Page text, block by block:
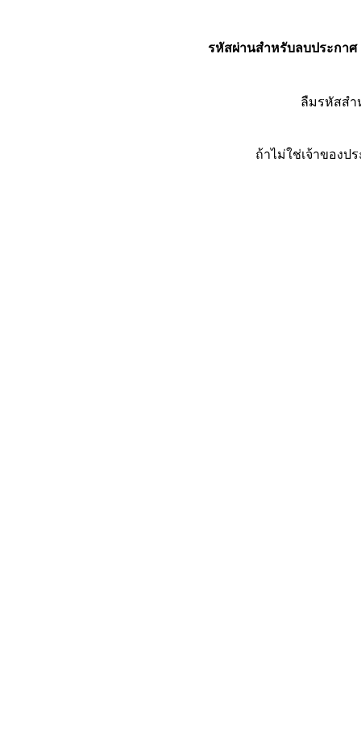
รหัสผ่านสำหรับลบประกาศ
ลืมรหัสส
ถ้าไม่ใช่เจ้าของป